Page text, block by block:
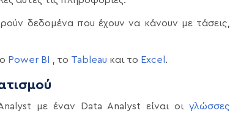
δεδομένα που έχουν να κάνουν με τάσεις,
Power BI , το Tableau και το Excel .
με έναν Data Analyst είναι οιγλώσσες